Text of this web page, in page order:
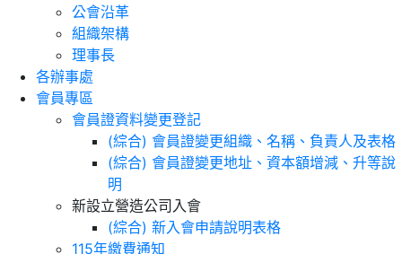
公會沿革
組織架構
理事長
各辦事處
會員專區
會員證資料變更登記
(綜合) 會員證變更組織、名稱、負責人及表格
(綜合) 會員證變更地址、資本額增減、升等說
明
新設立營造公司入會
(綜合) 新入會申請說明表格
115年繳費通知